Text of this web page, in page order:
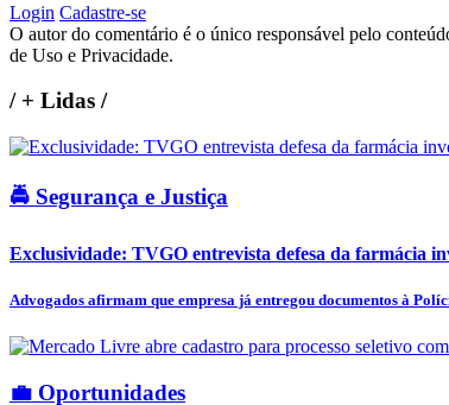
Login Cadastre-se
O autor do comentário é o único responsável pelo
de Uso e Privacidade.
/+ Lidas /
🚔 Segurança e Justiça
Exclusividade: TVGO entrevista defesa da farmácia
Advogados afirmam que empresa já entregou documentos à
💼 Oportunidades